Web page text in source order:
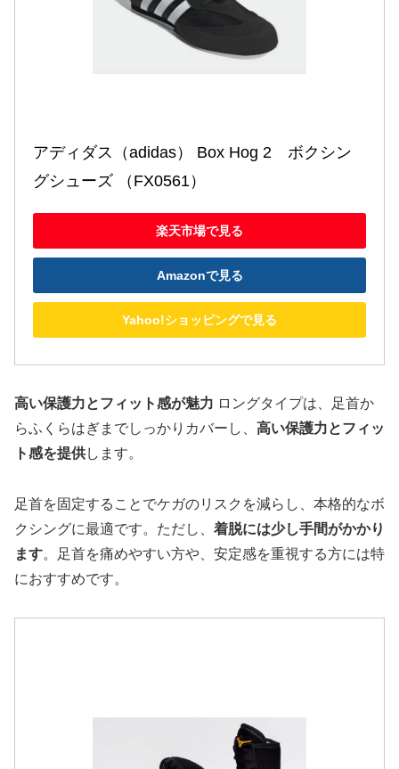
アディダス（adidas） Box Hog 2　ボクシン
グシューズ （FX0561）
楽天市場で見る
Amazonで見る
Yahoo!ショッピングで見る
高い保護力とフィット感が魅力 ロングタイプは、足首か
らふくらはぎまでしっかりカバーし、 高い保護力とフィッ
ト感を提供します。
足首を固定することでケガのリスクを減らし、本格的なボ
クシングに最適です。ただし、 着脱には少し手間がかかり
ます。足首を痛めやすい方や、安定感を重視する方には特
におすすめです。